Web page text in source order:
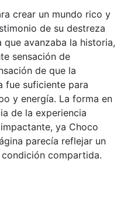
crear un mundo rico y
de su destreza
avanzaba la historia,
sensación de
de que la
fue suficiente para
y energía. La forma en
de la experiencia
ya Choco
parecía reflejar un
compartida.